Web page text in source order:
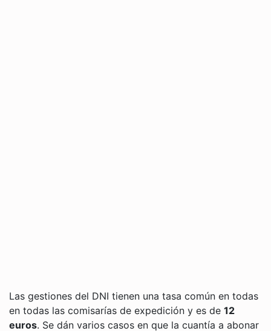
Las gestiones del DNI tienen una tasa común en todas
en todas las comisarías de expedición y es de 12
euros. Se dán varios casos en que la cuantía a abonar